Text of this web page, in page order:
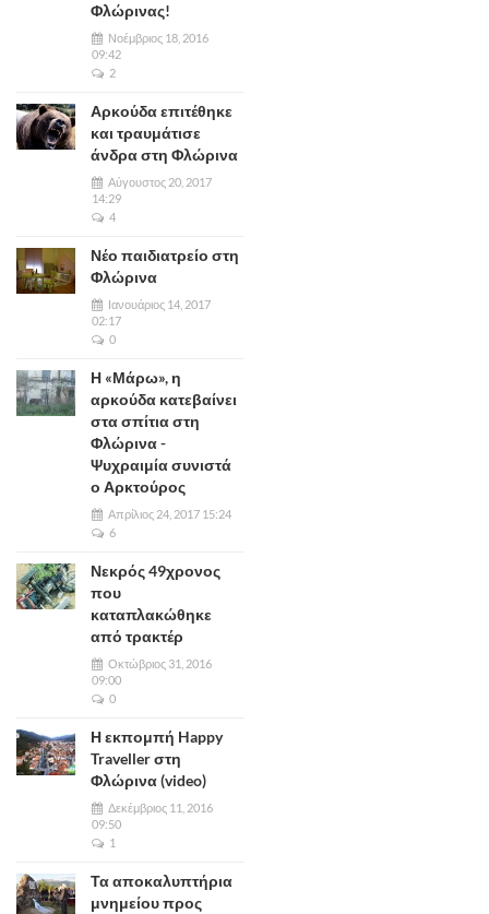
Φλώρινας!
Νοέμβριος 18, 2016
09:42
2
Αρκούδα επιτέθηκε
και τραυμάτισε
άνδρα στη Φλώρινα
Αύγουστος 20, 2017
14:29
4
Νέο παιδιατρείο στη
Φλώρινα
Ιανουάριος 14, 2017
02:17
0
Η «Μάρω», η
αρκούδα κατεβαίνει
στα σπίτια στη
Φλώρινα -
Ψυχραιμία συνιστά
ο Αρκτούρος
Απρίλιος 24, 2017 15:24
6
Νεκρός 49χρονος
που
καταπλακώθηκε
από τρακτέρ
Οκτώβριος 31, 2016
09:00
0
Η εκπομπή Happy
Traveller στη
Φλώρινα (video)
Δεκέμβριος 11, 2016
09:50
1
Τα αποκαλυπτήρια
μνημείου προς